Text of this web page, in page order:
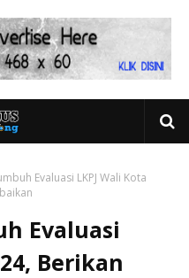
Evaluasi LKPJ Wali Kota
Evaluasi
Berikan